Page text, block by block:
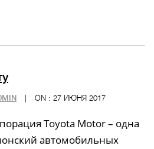
ON : 27 ИЮНЯ 2017
Toyota Motor – одна
автомобильных